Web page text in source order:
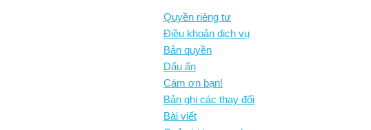
Quyền riêng tư
Điều khoản dịch vụ
Bản quyền
Dấu ấn
Cám ơn bạn!
Bản ghi các thay đổi
Bài viết